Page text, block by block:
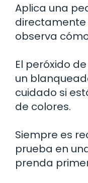
Aplica una
observa
El peróxido
un
cuidado si
de colores.
Siempre es
prueba en
prenda